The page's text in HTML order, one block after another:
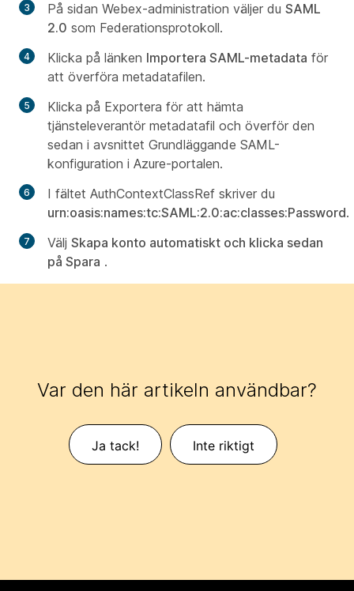
På sidan Webex-administration väljer du SAML
2.0 som Federationsprotokoll.
Klicka på länken Importera SAML-metadata för
att överföra metadatafilen.
Klicka på Exportera för att hämta
tjänsteleverantör metadatafil och överför den
sedan i avsnittet Grundläggande SAML-
konfiguration i Azure-portalen.
I fältet AuthContextClassRef skriver du
urn:oasis:names:tc:SAML:2.0:ac:classes:Password.
Välj Skapa konto automatiskt och klicka sedan
på Spara .
Var den här artikeln användbar?
Ja tack! Inte riktigt